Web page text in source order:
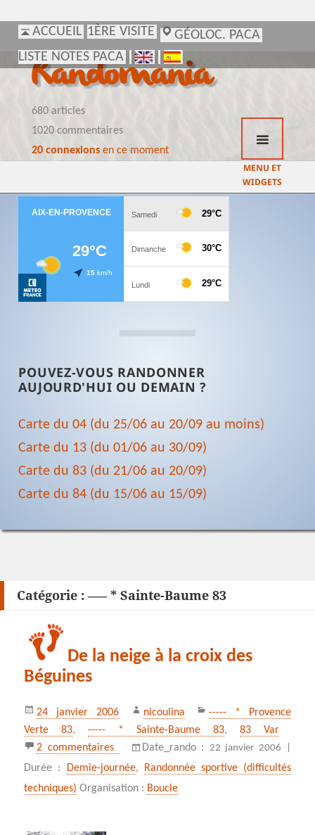
ACCUEIL 1ÈRE VISITE
GÉOLOC. PACA
LISTE NOTES PACA
Randomania
680 articles
1020 commentaires
20 connexionsen ce moment
MENU ET
WIDGETS
POUVEZ-VOUS RANDONNER
AUJOURD'HUI OU DEMAIN ?
Carte du 04 (du 25/06 au 20/09 au moins)
Carte du 13 (du 01/06 au 30/09)
Carte du 83 (du 21/06 au 20/09)
Carte du 84 (du 15/06 au 15/09)
ACCUEIL 1ÈRE VISITE
GÉOLOC. PACA
LISTE NOTES PACA
Catégorie : —– * Sainte-Baume 83
De la neige à la croix des
Béguines
Publié
le
24 janvier 2006 Auteur
nicoulina Catégories
----- * Provence
Verte 83,----- * Sainte-Baume 83,83 Var
2 commentaires
sur De la neige à la croix des Béguines
Date_rando : 22 janvier 2006 |
Durée : Demie-journée, Randonnée sportive (difficultés
techniques) Organisation : Boucle